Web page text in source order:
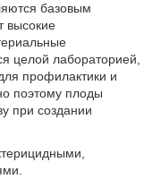
базовым
высокие
целой лабораторией,
профилактики и
поэтому плоды
при создании